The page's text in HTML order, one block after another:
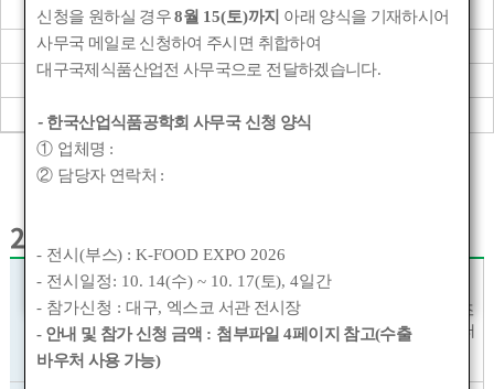
학회소개
인사말
학회연혁
학회규정
학회상
임원명단
2024년
4.27~28
춘계 정기총회 및 학술대회
Connecting Academia with Industry
towards Cutting-Edge Food Technology
샌드파인리조
트 컨벤션센터
신청을 원하실 경우8월 15(토)까지 아래 양식을 기재하시어
사무국 메일로 신청하여 주시면 취합하여
대구국제식품산업전 사무국으로 전달하겠습니다.
- 한국산업식품공학회 사무국 신청 양식
① 업체명 :
② 담당자 연락처 :
- 전시(부스) : K-FOOD EXPO 2026
- 전시일정: 10. 14(수) ~ 10. 17(토), 4일간
- 참가신청 :대구, 엑스코 서관 전시장
- 안내 및 참가 신청 금액 : 첨부파일 4페이지 참고(수출
바우처 사용 가능)